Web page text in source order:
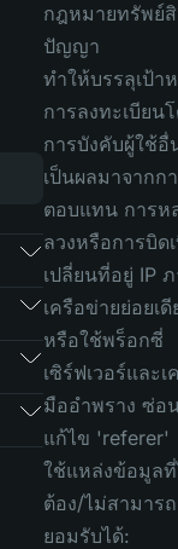
กฎหมายทรัพย์
ปัญญา
ทำให้บรรลุเป้า
การลงทะเบียน
การบังคับผู้ใช้อื่
เป็นผลมาจากก
ตอบแทน การห
ลวงหรือการบิด
เปลี่ยนที่อยู่ IP
เครือข่ายย่อยเ
หรือใช้พร็อกซี่
เซิร์ฟเวอร์และเ
มืออำพราง ซ่อ
แก้ไข 'referer'
ใช้แหล่งข้อมูล
ต้อง/ไม่สามารถ
ยอมรับได้: